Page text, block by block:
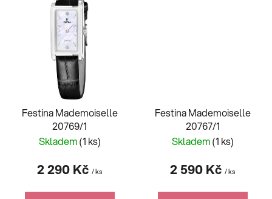
Festina Mademoiselle
20769/1
Skladem(1 ks)
2 290 Kč / ks
Festina Mademoiselle
20767/1
Skladem(1 ks)
2 590 Kč / ks